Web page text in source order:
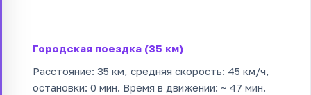
Городская поездка (35 км)
Расстояние: 35 км, средняя скорость: 45 км/ч,
остановки: 0 мин. Время в движении: ~ 47 мин.